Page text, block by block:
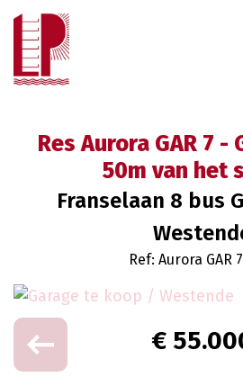
Res Aurora GAR 7 -
50m van het
Franselaan 8 bus
Ref: Aurora GAR
€